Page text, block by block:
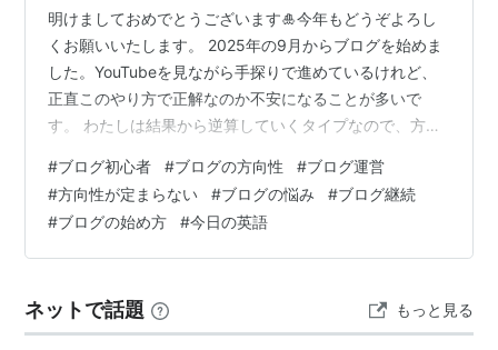
明けましておめでとうございます🎍今年もどうぞよろし
くお願いいたします。 2025年の9月からブログを始めま
した。YouTubeを見ながら手探りで進めているけれど、
正直このやり方で正解なのか不安になることが多いで
す。 わたしは結果から逆算していくタイプなので、方向
レスになります。今年最初の記事は、そのことについて
書いてみます。 ブログは「初心者には方向性が見えな
い」世界 ブログは積み上げるまでに時間がかかる、とよ
く言われます。その途中で挫折してしまう人が多いとい
SEOでやるのかSNSでやるのか。運…
#ブログ初心者 #ブログの方向性 #ブログ運営
#方向性が定まらない #ブログの悩み #ブログ継続
#ブログの始め方 #今日の英語
ネットで話題 もっと見る